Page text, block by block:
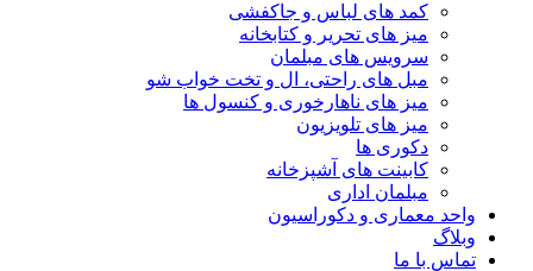
کمد های لباس و جاکفشی
میز های تحریر و کتابخانه
سرویس های مبلمان
مبل های راحتی، ال و تخت خواب شو
میز های ناهارخوری و کنسول ها
میز های تلویزیون
دکوری ها
کابینت های آشپزخانه
مبلمان اداری
واحد معماری و دکوراسیون
وبلاگ
تماس با ما